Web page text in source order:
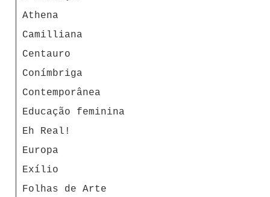
Athena
Camilliana
Centauro
Conímbriga
Contemporânea
Educação feminina
Eh Real!
Europa
Exílio
Folhas de Arte